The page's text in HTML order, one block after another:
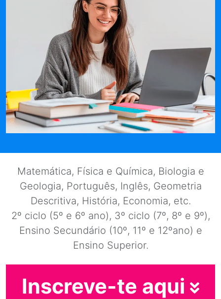
Matemática, Física e Química, Biologia e
Geologia, Português, Inglês, Geometria
Descritiva, História, Economia, etc.
2º ciclo (5º e 6º ano), 3º ciclo (7º, 8º e 9º),
Ensino Secundário (10º, 11º e 12ºano) e
Ensino Superior.
Inscreve-te aqui